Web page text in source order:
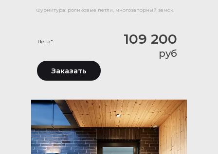
109 200
руб
Фурнитура: роликовые петли, многозапорный замок.
Цена*:
Заказать